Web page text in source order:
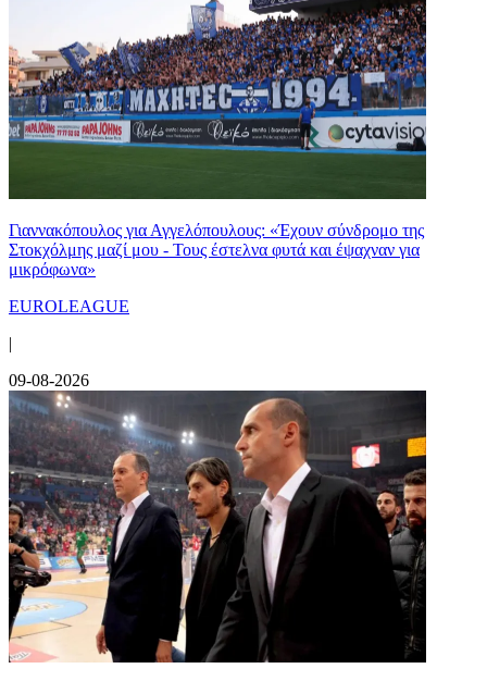
Γιαννακόπουλος για Αγγελόπουλους: «Έχουν σύνδρομο της
Στοκχόλμης μαζί μου - Τους έστελνα φυτά και έψαχναν για
μικρόφωνα»
EUROLEAGUE
|
09-08-2026